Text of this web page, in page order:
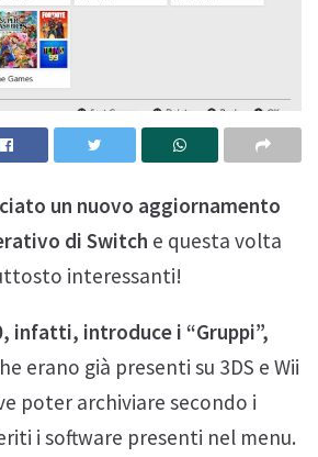
un nuovo aggiornamento
di Switch e questa volta
interessanti!
infatti, introduce i “Gruppi”,
erano già presenti su 3DS e Wii
poter archiviare secondo i
i software presenti nel menu.